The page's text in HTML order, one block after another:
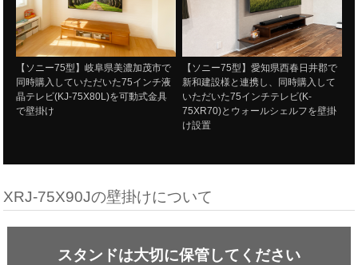
【ソニー75型】岐阜県美濃加茂市で
同時購入していただいた75インチ液
晶テレビ(KJ-75X80L)を可動式金具
で壁掛け
【ソニー75型】愛知県西春日井郡で
新和建設様と連携し、同時購入して
いただいた75インチテレビ(K-
75XR70)とウォールシェルフを壁掛
け設置
XRJ-75X90Jの壁掛けについて
スタンドは大切に保管してください